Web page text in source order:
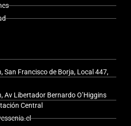
San Francisco de Borja, Local 447,
Av Libertador Bernardo O’Higgins
Central